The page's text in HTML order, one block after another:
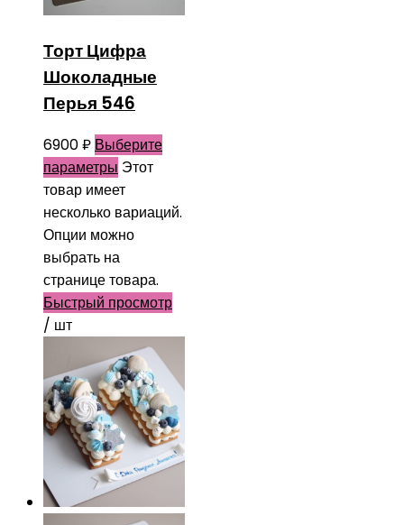
Торт Цифра
Шоколадные
Перья 546
6900₽ Выберите
параметры Этот
товар имеет
несколько вариаций.
Опции можно
выбрать на
странице товара.
Быстрый просмотр
/ шт